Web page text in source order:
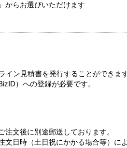
からお選びいただけます
ン見積書を発行することができます
）への登録が必要です。
文後に別途郵送しております。
文日時（土日祝にかかる場合等）に